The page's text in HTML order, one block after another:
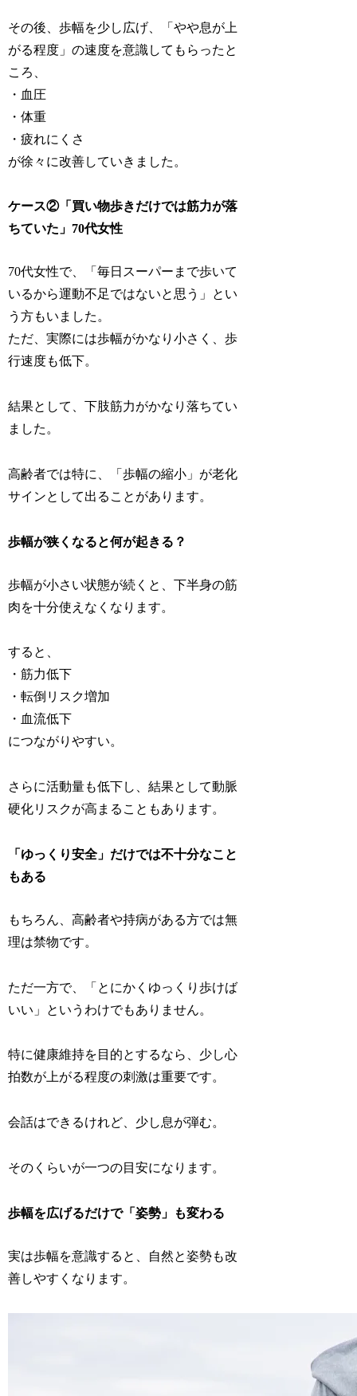
その後、歩幅を少し広げ、「やや息が上
がる程度」の速度を意識してもらったと
ころ、
・血圧
・体重
・疲れにくさ
が徐々に改善していきました。
ケース②「買い物歩きだけでは筋力が落
ちていた」70代女性
70代女性で、「毎日スーパーまで歩いて
いるから運動不足ではないと思う」とい
う方もいました。
ただ、実際には歩幅がかなり小さく、歩
行速度も低下。
結果として、下肢筋力がかなり落ちてい
ました。
高齢者では特に、「歩幅の縮小」が老化
サインとして出ることがあります。
歩幅が狭くなると何が起きる？
歩幅が小さい状態が続くと、下半身の筋
肉を十分使えなくなります。
すると、
・筋力低下
・転倒リスク増加
・血流低下
につながりやすい。
さらに活動量も低下し、結果として動脈
硬化リスクが高まることもあります。
「ゆっくり安全」だけでは不十分なこと
もある
もちろん、高齢者や持病がある方では無
理は禁物です。
ただ一方で、「とにかくゆっくり歩けば
いい」というわけでもありません。
特に健康維持を目的とするなら、少し心
拍数が上がる程度の刺激は重要です。
会話はできるけれど、少し息が弾む。
そのくらいが一つの目安になります。
歩幅を広げるだけで「姿勢」も変わる
実は歩幅を意識すると、自然と姿勢も改
善しやすくなります。